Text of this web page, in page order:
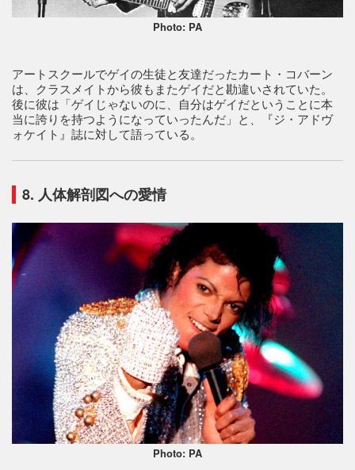
Photo: PA
アートスクールでゲイの生徒と友達だったカート・コバーン
は、クラスメイトから彼もまたゲイだと勘違いされていた。
後に彼は「ゲイじゃないのに、自分はゲイだということに本
当に誇りを持つようになっていったんだ」と、『ジ・アドヴ
ォケイト』誌に対して語っている。
8. 人体解剖図への愛情
Photo: PA